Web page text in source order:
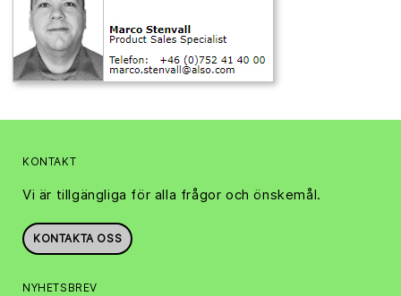
KONTAKT
Vi är tillgängliga för alla frågor och önskemål.
KONTAKTA OSS
NYHETSBREV